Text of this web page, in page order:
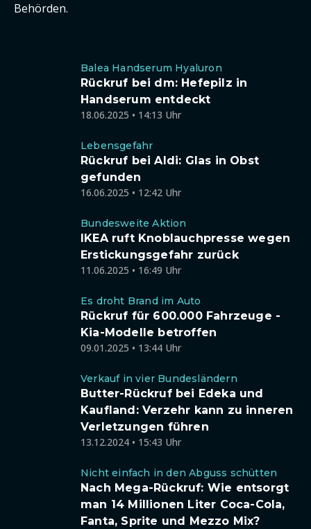
Behörden.
Balea Handserum Hyaluron
Rückruf bei dm: Hefepilz in
Handserum entdeckt
18.06.2025 • 14:13 Uhr
Lebensgefahr
Rückruf bei Aldi: Glas in Obst
gefunden
16.06.2025 • 12:42 Uhr
Bundesweite Aktion
IKEA ruft Knoblauchpresse wegen
Erstickungsgefahr zurück
11.06.2025 • 16:49 Uhr
Es droht Brand im Auto
Rückruf für 600.000 Fahrzeuge -
Kia-Modelle betroffen
09.01.2025 • 13:44 Uhr
Verkauf in vier Bundesländern
Butter-Rückruf bei Edeka und
Kaufland: Verzehr kann zu inneren
Verletzungen führen
13.12.2024 • 15:43 Uhr
Nicht einfach in den Abguss schütten
Nach Mega-Rückruf: Wie entsorgt
man 14 Millionen Liter Coca-Cola,
Fanta, Sprite und Mezzo Mix?